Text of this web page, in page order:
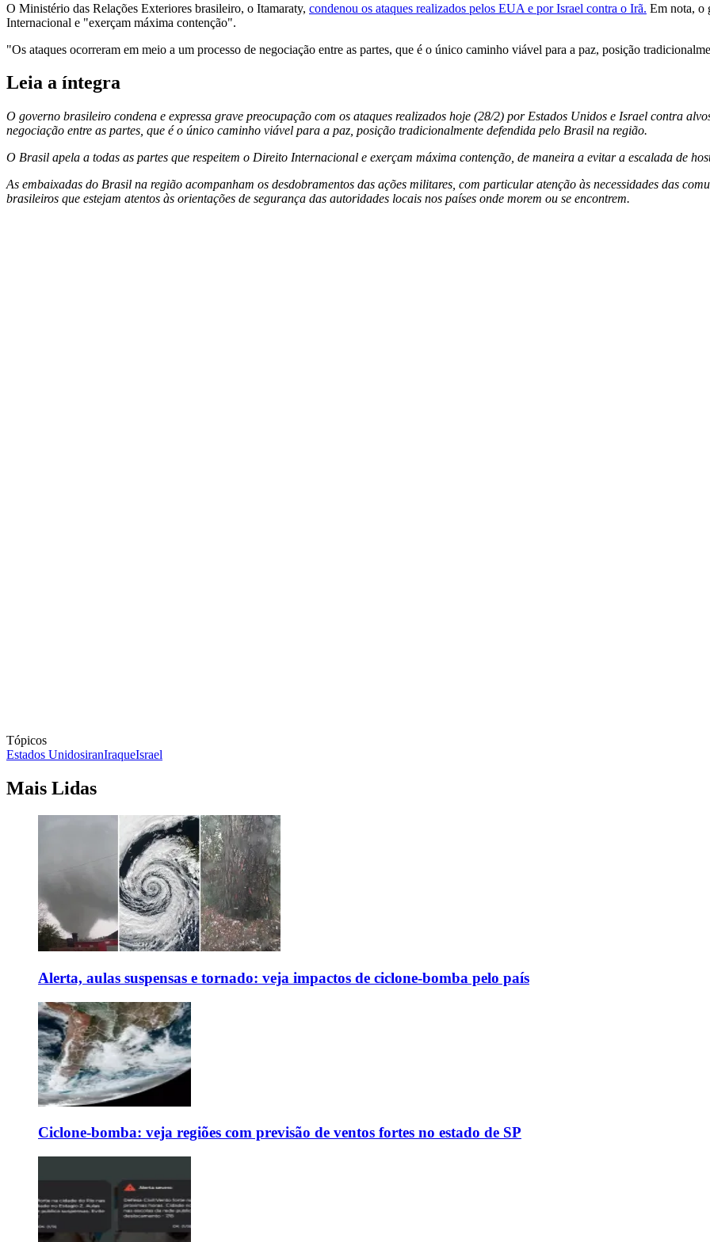
O Ministério das Relações Exteriores brasileiro, o Itamaraty, condenou os ataques realizados pelos EUA e por Israel contra o Irã. Em nota, o
Internacional e "exerçam máxima contenção".
"Os ataques ocorreram em meio a um processo de negociação entre as partes, que é o único caminho viável para a paz, posição
Leia a íntegra
O governo brasileiro condena e expressa grave preocupação com os ataques realizados hoje (28/2) por Estados Unidos e Israel contra
negociação entre as partes, que é o único caminho viável para a paz, posição tradicionalmente defendida pelo Brasil na região.
O Brasil apela a todas as partes que respeitem o Direito Internacional e exerçam máxima contenção, de maneira a evitar a escalada de
As embaixadas do Brasil na região acompanham os desdobramentos das ações militares, com particular atenção às necessidades das
brasileiros que estejam atentos às orientações de segurança das autoridades locais nos países onde morem ou se encontrem.
Tópicos
Estados UnidosiranIraqueIsrael
Mais Lidas
Alerta, aulas suspensas e tornado: veja impactos de ciclone-bomba pelo país
Ciclone-bomba: veja regiões com previsão de ventos fortes no estado de SP